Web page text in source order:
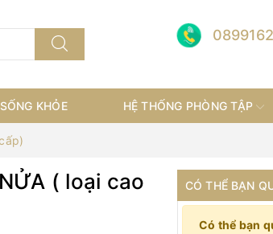
SỐNG KHỎE HỆ THỐNG PHÒNG TẬP
( loại cao
CÓ THỂ BẠN
Có thể bạn